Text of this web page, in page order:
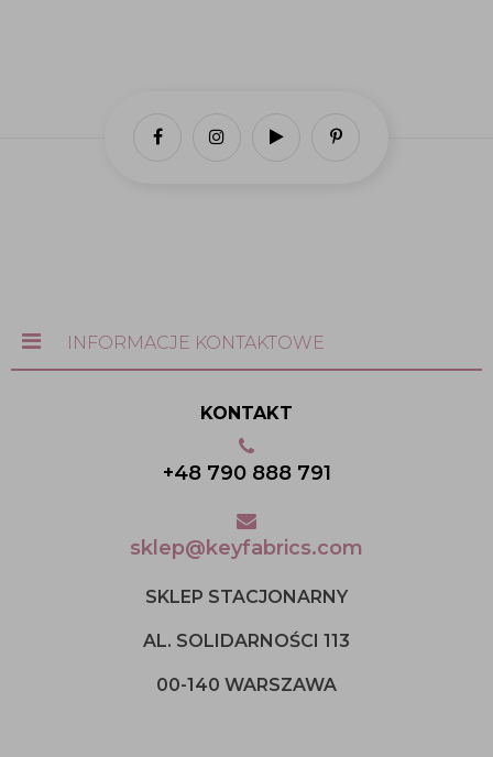
INFORMACJE KONTAKTOWE
KONTAKT
+48 790 888 791
sklep@keyfabrics.com
SKLEP STACJONARNY
AL. SOLIDARNOŚCI 113
00-140 WARSZAWA